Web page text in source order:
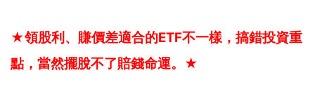
★領股利、賺價差適合的ETF不一樣，搞錯投資重
點，當然擺脫不了賠錢命運。★